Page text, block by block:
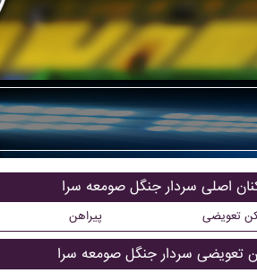
اصلی سردار جنگل صومعه سرا
پیراهن تعویضی
تعویضی سردار جنگل صومعه سرا